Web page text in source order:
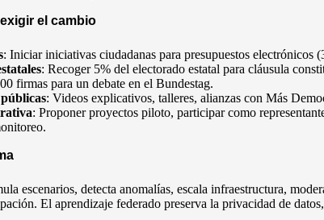
el cambio
: Iniciar iniciativas ciudadanas para presupuestos electrónicos
: Recoger 5% del electorado estatal para cláusula
firmas para un debate en el Bundestag.
: Videos explicativos, talleres, alianzas con Más
: Proponer proyectos piloto, participar como
escenarios, detecta anomalías, escala infraestructura,
El aprendizaje federado preserva la privacidad de